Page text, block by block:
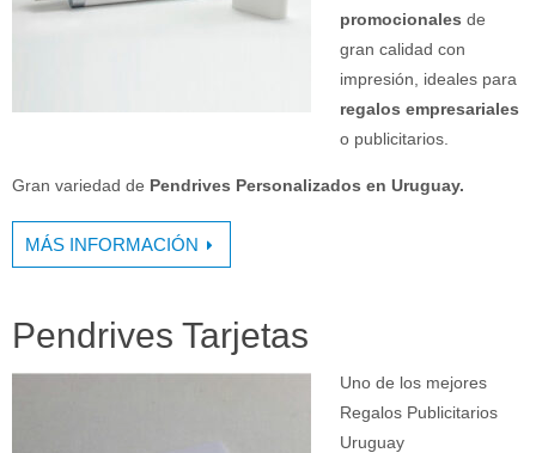
promocionales de
gran calidad con
impresión, ideales para
regalos empresariales
o publicitarios.
Gran variedad de Pendrives Personalizados en Uruguay.
MÁS INFORMACIÓN
Pendrives Tarjetas
Uno de los mejores
Regalos Publicitarios
Uruguay